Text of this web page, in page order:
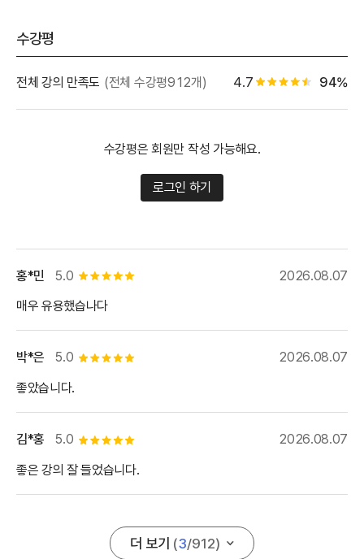
수강평
전체 강의 만족도 (전체 수강평912개) 4.7 별점 4.5개 별점 백
94%
수강평은 회원만 작성 가능해요.
로그인 하기
5.0 별점 5개
홍*민
2026.08.07
매우 유용했습나다
5.0 별점 5개
박*은
2026.08.07
좋았습니다.
5.0 별점 5개
김*홍
2026.08.07
좋은 강의 잘 들었습니다.
더 보기 (3/912)